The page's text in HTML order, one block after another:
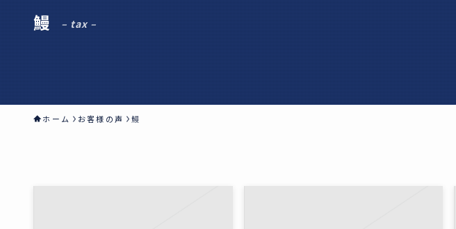
鰻 – tax –
ホーム お客様の声 鰻